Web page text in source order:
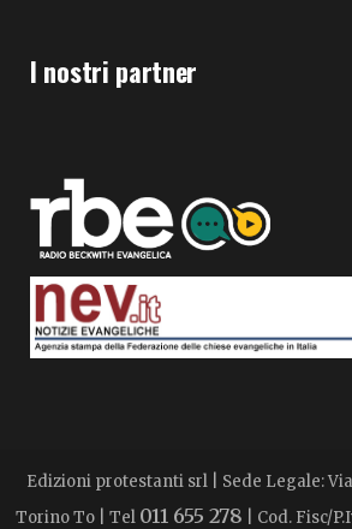
I nostri partner
Edizioni protestanti srl | Sede Legale: Via
Torino To | Tel 011 655 278 | Cod. Fisc/